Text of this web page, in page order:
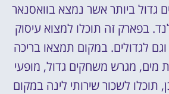
גדול ביותר אשר נמצא בוואסנאר
בפארק זה תוכלו למצוא עיסוק
לגדולים. במקום תמצאו בריכה
מגלשות מים, מגרש משחקים גדול, מופעי
תוכלו לשכור שירותי לינה במקום